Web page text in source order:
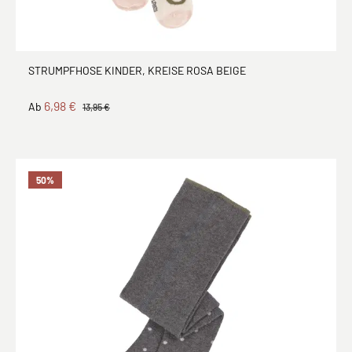
STRUMPFHOSE KINDER, KREISE ROSA BEIGE
Ab 6,98 € 13,95 €
50%